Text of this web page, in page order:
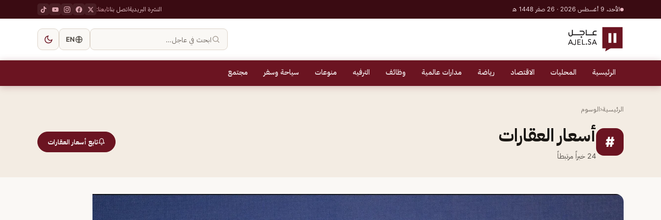
الأحد، 9 أغسطس 2026 · 26 صفر 1448 هـ النشرة البريديةاتصل بناتابعنا:
ابحث في عاجل… EN
الرئيسية المحليات الاقتصاد رياضة مدارات عالمية وظائف الترفيه منوعات سياحة وسفر مجتمع
الرئيسية‹الوسوم
# أسعار العقارات
24 خبراً مرتبطاً
تابع أسعار العقارات